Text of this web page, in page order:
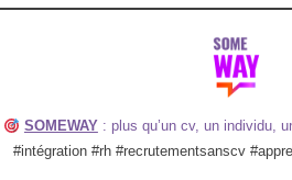
SOMEWAY: plus qu’un cv, un individu,
#intégration #rh #recrutementsanscv